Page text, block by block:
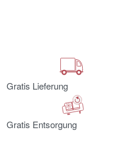
Gratis Lieferung
Gratis Entsorgung